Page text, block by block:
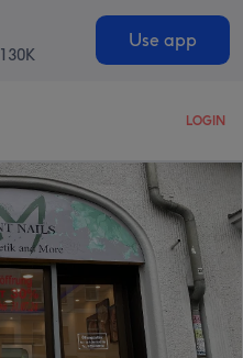
130K
Use app
LOGIN